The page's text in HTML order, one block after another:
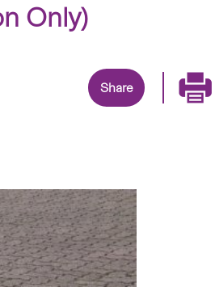
Only)
Share